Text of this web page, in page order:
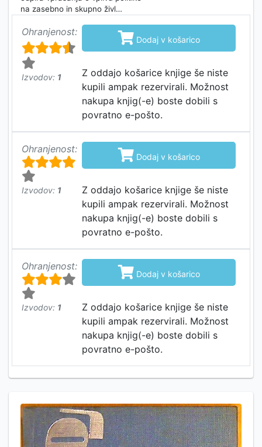
na zasebno in skupno živl…
Ohranjenost:
Izvodov: 1
 Dodaj v košarico
Z oddajo košarice knjige še niste
kupili ampak rezervirali. Možnost
nakupa knjig(-e) boste dobili s
povratno e-pošto.
Ohranjenost:
Izvodov: 1
 Dodaj v košarico
Z oddajo košarice knjige še niste
kupili ampak rezervirali. Možnost
nakupa knjig(-e) boste dobili s
povratno e-pošto.
Ohranjenost:
Izvodov: 1
 Dodaj v košarico
Z oddajo košarice knjige še niste
kupili ampak rezervirali. Možnost
nakupa knjig(-e) boste dobili s
povratno e-pošto.